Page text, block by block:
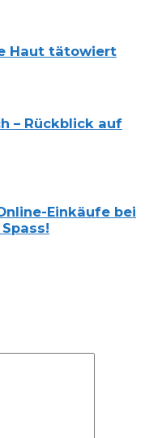
Haut tätowiert
– Rückblick auf
Einkäufe bei